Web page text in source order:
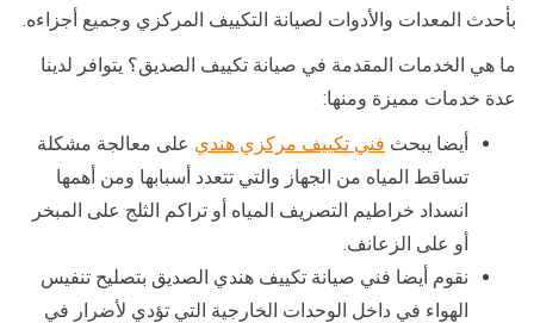
بأحدث المعدات والأدوات لصيانة التكييف المركزي وجميع أجزاءه.
ما هي الخدمات المقدمة في صيانة تكييف الصديق؟ يتوافر لدينا
عدة خدمات مميزة ومنها:
أيضا يبحث فني تكييف مركزي هندي على معالجة مشكلة
تساقط المياه من الجهاز والتي تتعدد أسبابها ومن أهمها
انسداد خراطيم التصريف المياه أو تراكم الثلج على المبخر
أو على الزعانف.
نقوم أيضا فني صيانة تكييف هندي الصديق بتصليح تنفيس
الهواء في داخل الوحدات الخارجية التي تؤدي لأضرار في